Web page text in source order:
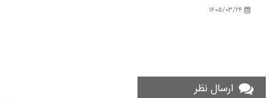
۱۴۰۵/۰۳/۲۴
ارسال نظر